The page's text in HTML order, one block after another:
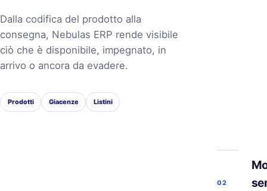
Dalla codifica del prodotto alla
consegna, Nebulas ERP rende visibile
ciò che è disponibile, impegnato, in
arrivo o ancora da evadere.
Prodotti Giacenze Listini
02